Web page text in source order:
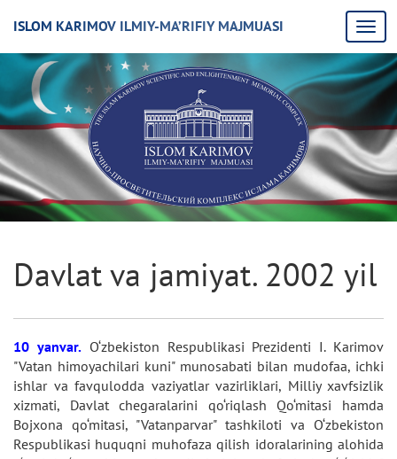
ISLOM KARIMOV ILMIY-MA’RIFIY MAJMUASI
Davlat va jamiyat. 2002 yil
10 yanvar.O‘zbekiston Respublikasi Prezidenti I. Karimov
"Vatan himoyachilari kuni" munosabati bilan mudofaa, ichki
ishlar va favqulodda vaziyatlar vazirliklari, Milliy xavfsizlik
xizmati, Davlat chegaralarini qo‘riqlash Qo‘mitasi hamda
Bojxona qo‘mitasi, "Vatanparvar" tashkiloti va O‘zbekiston
Respublikasi huquqni muhofaza qilish idoralarining alohida